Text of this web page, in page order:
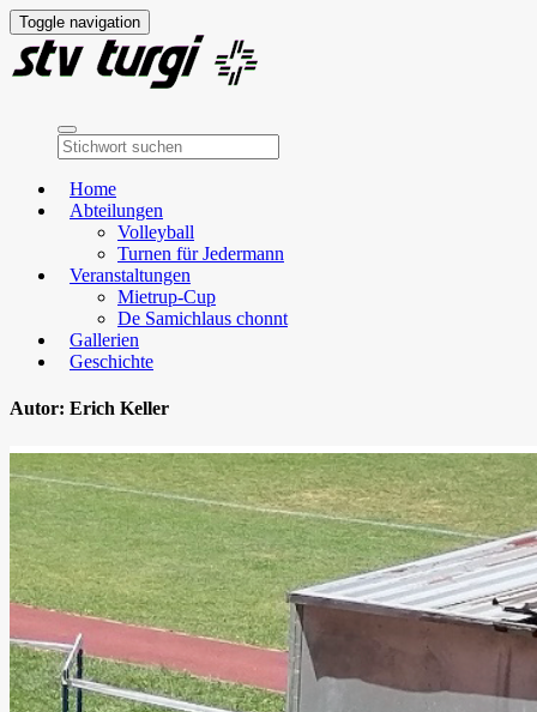
Toggle navigation
Home
Abteilungen
Volleyball
Turnen für Jedermann
Veranstaltungen
Mietrup-Cup
De Samichlaus chonnt
Gallerien
Geschichte
Autor: Erich Keller